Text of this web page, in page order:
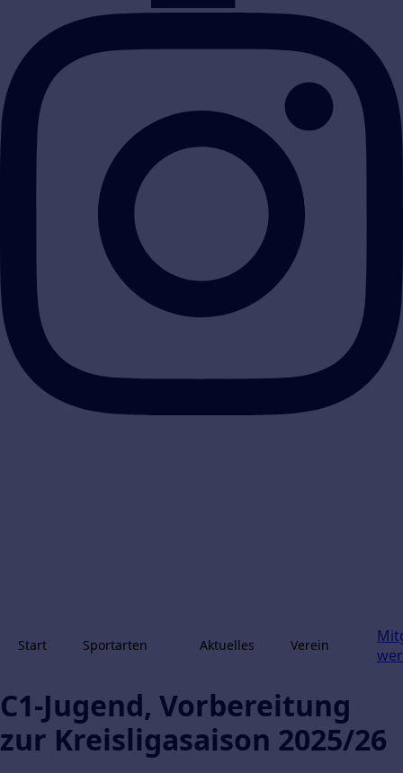
Start Sportarten Aktuelles Verein
C1-Jugend, Vorbereitung
zur Kreisligasaison 2025/26